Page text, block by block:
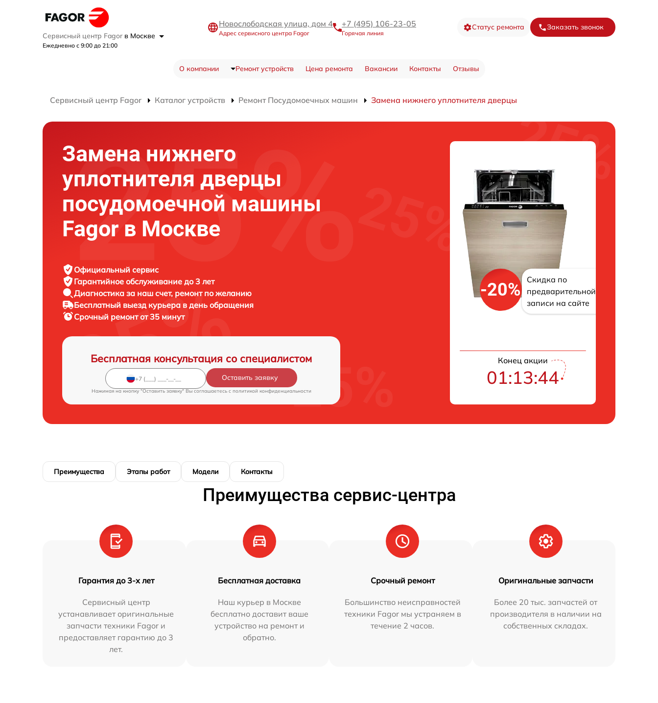
Сервисный центр Fagor в Москве
Ежедневно с 9:00 до 21:00
Новослободская улица, дом 4
Адрес сервисного центра Fagor
+7 (495) 106-23-05
Горячая линия
Статус ремонта Заказать звонок
О компании Ремонт устройств Цена ремонта Вакансии Контакты Отзывы
Сервисный центр Fagor Каталог устройств Ремонт Посудомоечных машин Замена нижнего уплотнителя дверцы
Замена нижнего
уплотнителя дверцы
посудомоечной машины
Fagor в Москве
Официальный сервис
Гарантийное обслуживание до 3 лет
Диагностика за наш счет, ремонт по желанию
Бесплатный выезд курьера в день обращения
Срочный ремонтот 35 минут
Бесплатная консультация со специалистом
Оставить заявку
Нажимая на кнопку "Оставить заявку" Вы соглашаетесь c политикой конфиденциальности
-20%
Скидка по
предварительной
записи на сайте
Конец акции
01:13:43
Преимущества Этапы работ Модели Контакты
Преимущества сервис-центра
Гарантия до 3-х лет
Сервисный центр
устанавливает оригинальные
запчасти техники Fagor и
предоставляет гарантию до 3
лет.
Бесплатная доставка
Наш курьер в Москве
бесплатно доставит ваше
устройство на ремонт и
обратно.
Срочный ремонт
Большинство неисправностей
техники Fagor мы устраняем в
течение 2 часов.
Оригинальные запчасти
Более 20 тыс. запчастей от
производителя в наличии на
собственных складах.